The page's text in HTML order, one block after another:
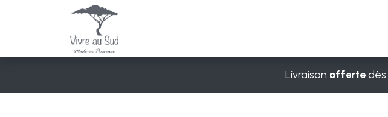
Se rendre au contenu
Livraison offertedès